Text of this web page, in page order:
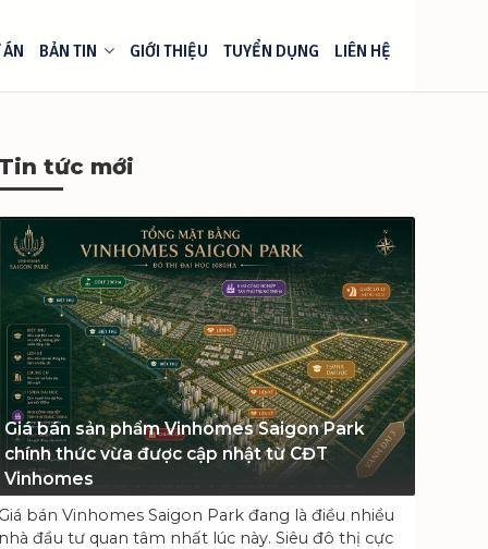
ÁN BẢN TIN GIỚI THIỆU TUYỂN DỤNG LIÊN HỆ
Tin tức mới
Giá bán sản phẩm Vinhomes Saigon Park
chính thức vừa được cập nhật từ CĐT
Vinhomes
Giá bán Vinhomes Saigon Park đang là điều nhiều
nhà đầu tư quan tâm nhất lúc này. Siêu đô thị cực